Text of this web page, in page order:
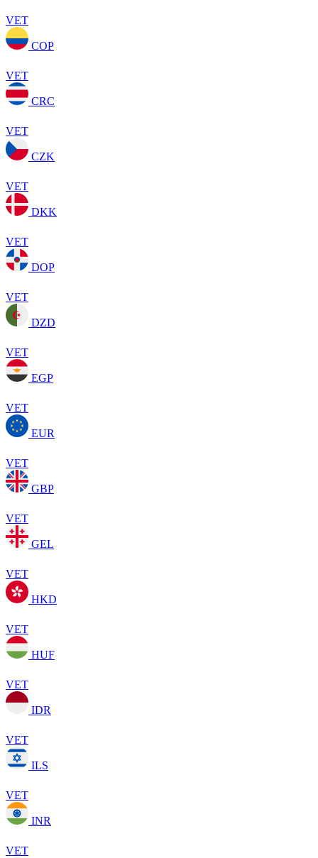
VET
COP
VET
CRC
VET
CZK
VET
DKK
VET
DOP
VET
DZD
VET
EGP
VET
EUR
VET
GBP
VET
GEL
VET
HKD
VET
HUF
VET
IDR
VET
ILS
VET
INR
VET